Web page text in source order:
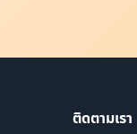
ติดตามเรา